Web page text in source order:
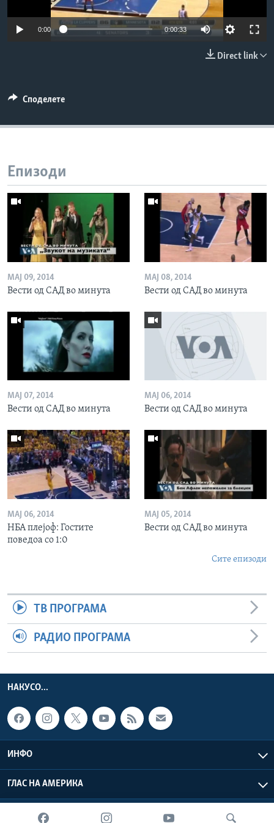
ИНТЕРВЈУА
0:00 0:00:33
Direct link
Споделете
Епизоди
МАЈ 09, 2014
Вести од САД во минута
МАЈ 08, 2014
Вести од САД во минута
МАЈ 07, 2014
Вести од САД во минута
МАЈ 06, 2014
Вести од САД во минута
МАЈ 06, 2014
НБА плејоф: Гостите
поведоа со 1:0
МАЈ 05, 2014
Вести од САД во минута
Сите епизоди
ТВ ПРОГРАМА
РАДИО ПРОГРАМА
НАКУСО...
ИНФО
ГЛАС НА АМЕРИКА
Глас на Америка © 2026 VOA, Inc. Сите права задржани.